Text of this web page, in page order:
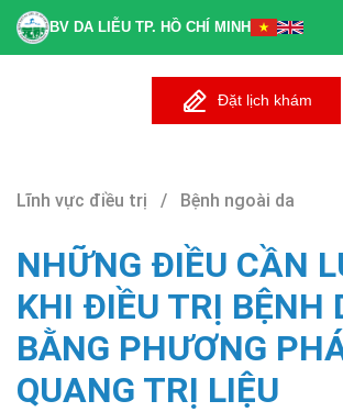
BV DA LIỄU TP. HỒ CHÍ MINH
Đặt lịch khám
Lĩnh vực điều trị / Bệnh ngoài da
NHỮNG ĐIỀU CẦN
KHI ĐIỀU TRỊ BỆNH
BẰNG PHƯƠNG
QUANG TRỊ LIỆU